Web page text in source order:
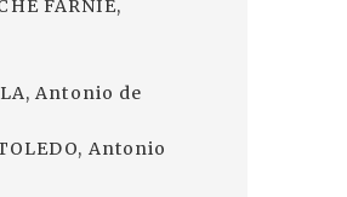
FARNIE,
Antonio de
Antonio